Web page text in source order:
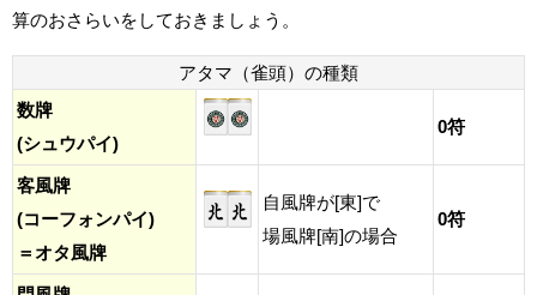
算のおさらいをしておきましょう。
アタマ（雀頭）の種類
数牌
(シュウパイ)
0符
客風牌
(コーフォンパイ)
＝オタ風牌
自風牌が[東]で
場風牌[南]の場合
0符